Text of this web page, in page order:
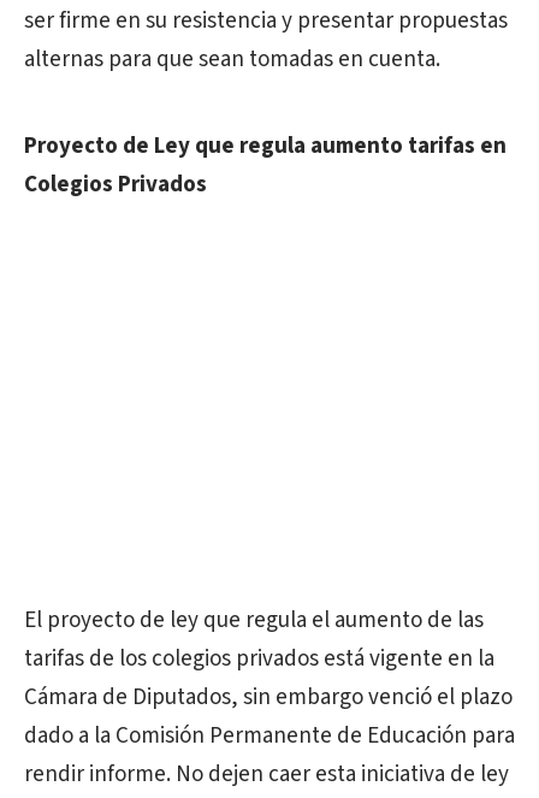
ser firme en su resistencia y presentar propuestas
alternas para que sean tomadas en cuenta.
Proyecto de Ley que regula aumento tarifas en
Colegios Privados
El proyecto de ley que regula el aumento de las
tarifas de los colegios privados está vigente en la
Cámara de Diputados, sin embargo venció el plazo
dado a la Comisión Permanente de Educación para
rendir informe. No dejen caer esta iniciativa de ley